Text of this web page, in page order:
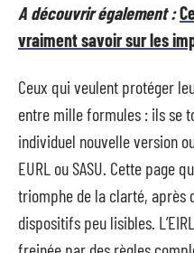
A découvrir également :
vraiment savoir sur les
Ceux qui veulent protéger
entre mille formules : ils se
individuel nouvelle version
EURL ou SASU. Cette page
triomphe de la clarté, après
dispositifs peu lisibles.